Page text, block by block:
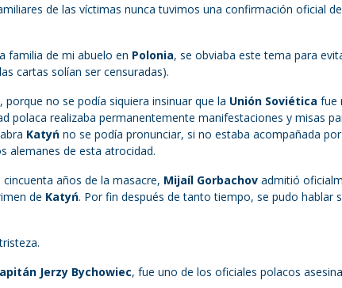
de las víctimas nunca tuvimos una confirmación oficial
familia de mi abuelo en Polonia, se obviaba este tema para
cartas solían ser censuradas).
no se podía siquiera insinuar que la Unión Soviética fue
polaca realizaba permanentemente manifestaciones y misas
Katyń no se podía pronunciar, si no estaba acompañada
alemanes de esta atrocidad.
años de la masacre, Mijaíl Gorbachov admitió
de Katyń. Por fin después de tanto tiempo, se pudo hablar
Jerzy Bychowiec, fue uno de los oficiales polacos